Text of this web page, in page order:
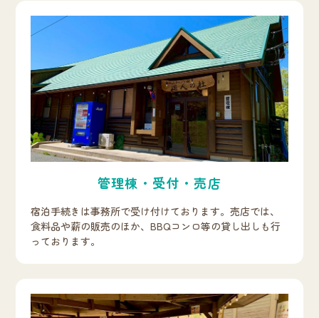
管理棟・受付・売店
宿泊手続きは事務所で受け付けております。売店では、
食料品や薪の販売のほか、BBQコンロ等の貸し出しも行
っております。